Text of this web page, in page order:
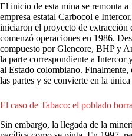
El inicio de esta mina se remonta
empresa estatal Carbocol e
iniciaron el proyecto de extracción
comenzó operaciones en 1986.
compuesto por Glencore, BHP y
la parte correspondiente a Intercor
al Estado colombiano.
las partes y se convierte en la
El caso de Tabaco: el poblado
Sin embargo, la llegada de la